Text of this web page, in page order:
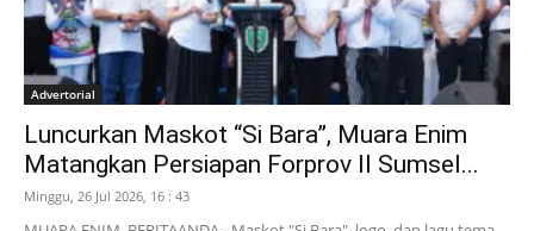
Advertorial
Luncurkan Maskot “Si Bara”, Muara Enim
Matangkan Persiapan Forprov II Sumsel...
Minggu, 26 Jul 2026, 16 : 43